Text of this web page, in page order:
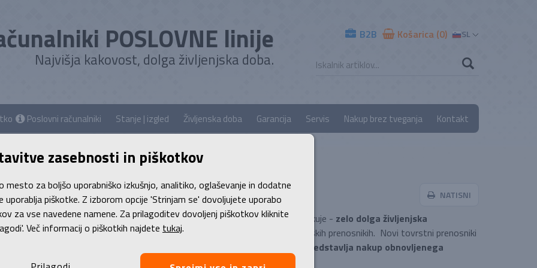
POSLOVNE linije
Najvišja kakovost, dolga življenjska doba.
SL
Košarica (0)
B2B
Poslovni računalniki Stanje | izgled Življenska doba Garancija Servis Nakup brez tveganja Kontakt
/ Prenosni računalniki
NATISNI
iz POSLOVNE linijepriznanih blagovnih znamk kot sta HP ali LENOVO odlikuje - zelo dolga življenjska
tiho in stabilno delovanje- ter10x nižje število okvar
kot pri trgovinskih prenosnikih. Novi tovrstni prenosniki
Najboljšo izbiro za vas predstavlja nakup obnovljenega
ki združuje vrhunsko kvaliteto in UGODNO ceno!
Več...
zasebnosti in piškotkov
mesto za boljšo uporabniško izkušnjo, analitiko, oglaševanje in dodatne
uporablja piškotke. Z izborom opcije 'Strinjam se' dovoljujete uporabo
za vse navedene namene. Za prilagoditev dovoljenj piškotkov kliknite
Več informacij o piškotkih najdete tukaj.